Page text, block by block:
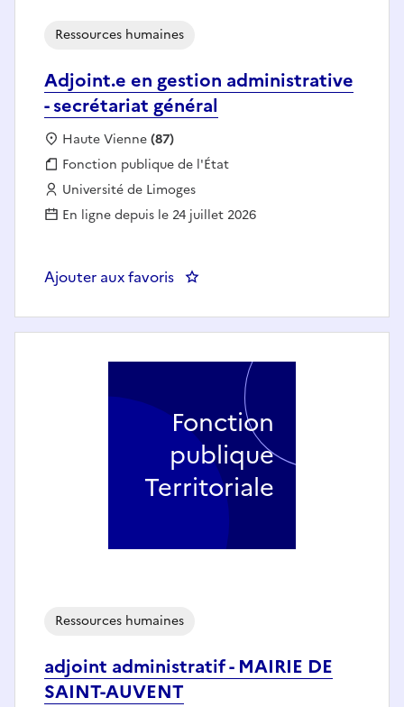
Adjoint.e en gestion administrative
- secrétariat général
Ressources humaines
Localisation :
Haute Vienne(87)
Fonction publique :
Fonction publique de l'État
Employeur :
Université de Limoges
En ligne depuis le 24 juillet 2026
Ajouter aux favoris : Adjoint.e en gestion
adjoint administratif - MAIRIE DE
SAINT-AUVENT
Ressources humaines
Fonction
publique
Territoriale